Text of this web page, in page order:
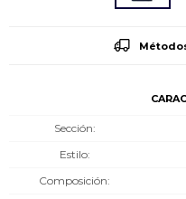
Sección
Estilo
Composición